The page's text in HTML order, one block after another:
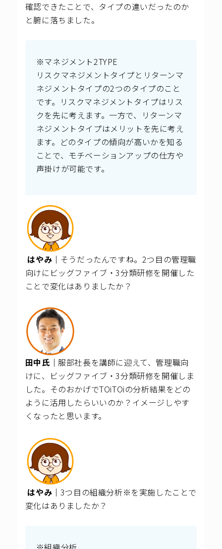
確認できたことで、タイプの違いだったのか
と腑に落ちました。
※マネジメント2TYPE
リスクマネジメントタイプとリターンマ
ネジメントタイプの2つのタイプのこと
です。リスクマネジメントタイプはリス
クを先に考えます。一方で、リターンマ
ネジメントタイプはメリットを先に考え
ます。どのタイプの傾向が高いかを知る
ことで、モチベーションアップの仕方や
声掛けが可能です。
はやみ｜ そうだったんですね。2つ目の管理職
向けにビッグファイブ・3分類研修を開催した
ことで変化はありましたか？
田中氏｜ 服部社長を講師に迎えて、管理職向
けに、ビッグファイブ・3分類研修を開催しま
した。そのおかげでTOiTOiの分析結果をどの
ように活用したらいいのか？イメージしやす
くなったと思います。
はやみ｜ 3つ目の組織分析※を実施したことで
変化はありましたか？